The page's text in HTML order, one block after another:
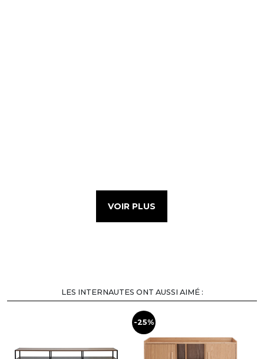
VOIR PLUS
LES INTERNAUTES ONT AUSSI AIMÉ :
-25%